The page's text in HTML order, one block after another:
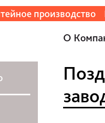
производство
О